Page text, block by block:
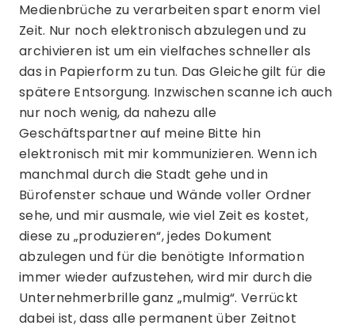
Medienbrüche zu verarbeiten spart enorm viel
Zeit. Nur noch elektronisch abzulegen und zu
archivieren ist um ein vielfaches schneller als
das in Papierform zu tun. Das Gleiche gilt für die
spätere Entsorgung. Inzwischen scanne ich auch
nur noch wenig, da nahezu alle
Geschäftspartner auf meine Bitte hin
elektronisch mit mir kommunizieren. Wenn ich
manchmal durch die Stadt gehe und in
Bürofenster schaue und Wände voller Ordner
sehe, und mir ausmale, wie viel Zeit es kostet,
diese zu „produzieren“, jedes Dokument
abzulegen und für die benötigte Information
immer wieder aufzustehen, wird mir durch die
Unternehmerbrille ganz „mulmig“. Verrückt
dabei ist, dass alle permanent über Zeitnot